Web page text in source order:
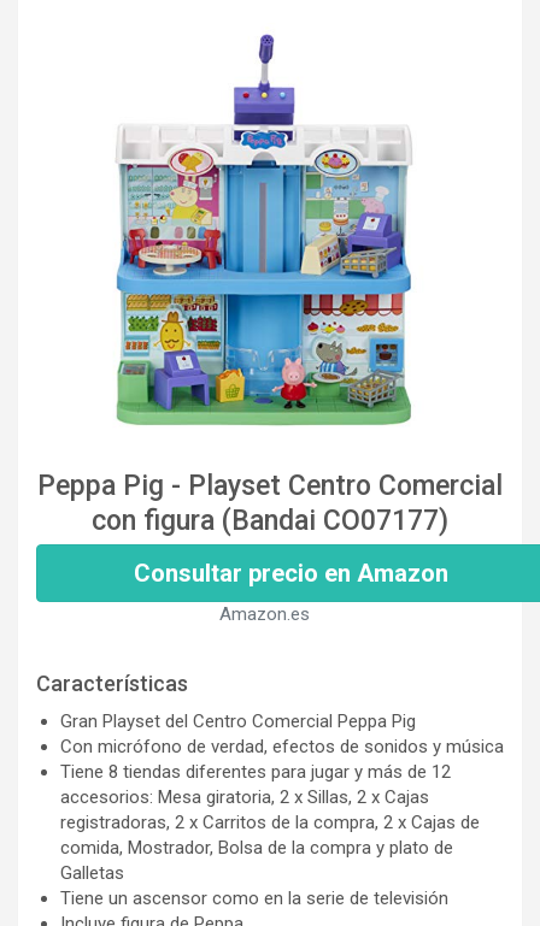
Peppa Pig - Playset Centro Comercial
con figura (Bandai CO07177)
Consultar precio en Amazon
Amazon.es
Características
Gran Playset del Centro Comercial Peppa Pig
Con micrófono de verdad, efectos de sonidos y música
Tiene 8 tiendas diferentes para jugar y más de 12
accesorios: Mesa giratoria, 2 x Sillas, 2 x Cajas
registradoras, 2 x Carritos de la compra, 2 x Cajas de
comida, Mostrador, Bolsa de la compra y plato de
Galletas
Tiene un ascensor como en la serie de televisión